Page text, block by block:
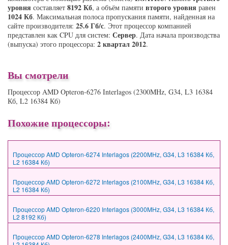
уровня составляет 8192 Кб, а объём памяти второго уровня равен
1024 Кб. Максимальная полоса пропускания памяти, найденная на
сайте производителя: 25.6 Гб/с. Этот процессор компанией
представлен как CPU для систем: Сервер. Дата начала производства
(выпуска) этого процессора: 2 квартал 2012.
Вы смотрели
Процессор AMD Opteron-6276 Interlagos (2300MHz, G34, L3 16384
Кб, L2 16384 Кб)
Похожие процессоры:
Процессор AMD Opteron-6274 Interlagos (2200MHz, G34, L3 16384 Кб,
L2 16384 Кб)
Процессор AMD Opteron-6272 Interlagos (2100MHz, G34, L3 16384 Кб,
L2 16384 Кб)
Процессор AMD Opteron-6220 Interlagos (3000MHz, G34, L3 16384 Кб,
L2 8192 Кб)
Процессор AMD Opteron-6278 Interlagos (2400MHz, G34, L3 16384 Кб,